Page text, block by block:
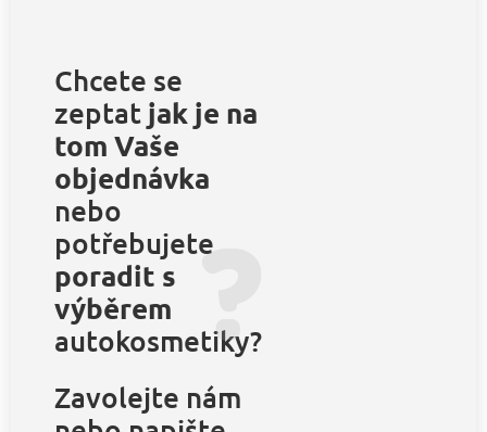
Chcete se
zeptat jak je na
tom Vaše
objednávka
nebo
potřebujete
poradit s
výběrem
autokosmetiky?
Zavolejte nám